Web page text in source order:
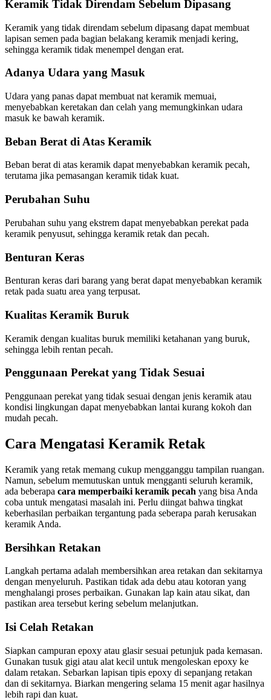
Keramik Tidak Direndam Sebelum Dipasang
Keramik yang tidak direndam sebelum dipasang dapat membuat
lapisan semen pada bagian belakang keramik menjadi kering,
sehingga keramik tidak menempel dengan erat.
Adanya Udara yang Masuk
Udara yang panas dapat membuat nat keramik memuai,
menyebabkan keretakan dan celah yang memungkinkan udara
masuk ke bawah keramik.
Beban Berat di Atas Keramik
Beban berat di atas keramik dapat menyebabkan keramik pecah,
terutama jika pemasangan keramik tidak kuat.
Perubahan Suhu
Perubahan suhu yang ekstrem dapat menyebabkan perekat pada
keramik penyusut, sehingga keramik retak dan pecah.
Benturan Keras
Benturan keras dari barang yang berat dapat menyebabkan keramik
retak pada suatu area yang terpusat.
Kualitas Keramik Buruk
Keramik dengan kualitas buruk memiliki ketahanan yang buruk,
sehingga lebih rentan pecah.
Penggunaan Perekat yang Tidak Sesuai
Penggunaan perekat yang tidak sesuai dengan jenis keramik atau
kondisi lingkungan dapat menyebabkan lantai kurang kokoh dan
mudah pecah.
Cara Mengatasi Keramik Retak
Keramik yang retak memang cukup mengganggu tampilan ruangan.
Namun, sebelum memutuskan untuk mengganti seluruh keramik,
ada beberapa cara memperbaiki keramik pecah yang bisa Anda
coba untuk mengatasi masalah ini. Perlu diingat bahwa tingkat
keberhasilan perbaikan tergantung pada seberapa parah kerusakan
keramik Anda.
Bersihkan Retakan
Langkah pertama adalah membersihkan area retakan dan sekitarnya
dengan menyeluruh. Pastikan tidak ada debu atau kotoran yang
menghalangi proses perbaikan. Gunakan lap kain atau sikat, dan
pastikan area tersebut kering sebelum melanjutkan.
Isi Celah Retakan
Siapkan campuran epoxy atau glasir sesuai petunjuk pada kemasan.
Gunakan tusuk gigi atau alat kecil untuk mengoleskan epoxy ke
dalam retakan. Sebarkan lapisan tipis epoxy di sepanjang retakan
dan di sekitarnya. Biarkan mengering selama 15 menit agar hasilnya
lebih rapi dan kuat.